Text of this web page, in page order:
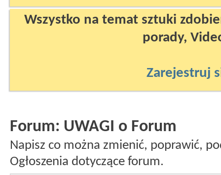
Wszystko na temat sztuki
porady,
Zarejestruj
Forum: UWAGI o Forum
Napisz co można zmienić, poprawić,
Ogłoszenia dotyczące forum.